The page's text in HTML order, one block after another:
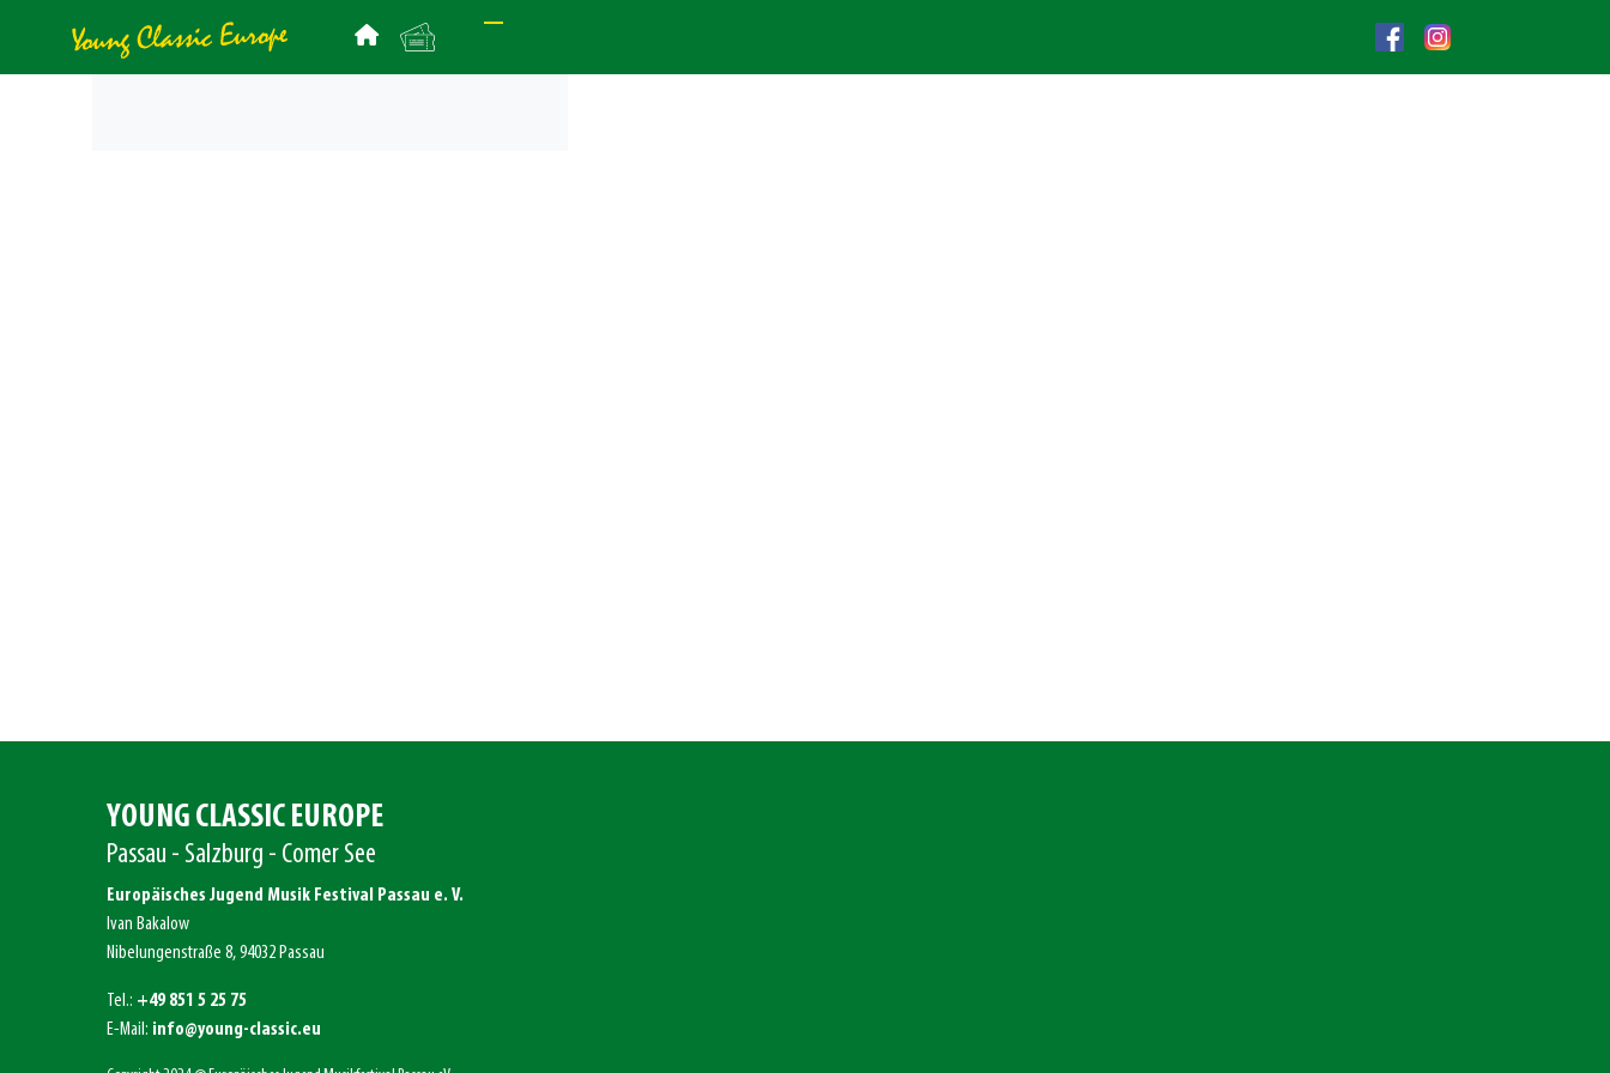
YOUNG CLASSIC EUROPE
Passau - Salzburg - Comer See
Europäisches Jugend Musik Festival Passau e. V.
Ivan Bakalow
Nibelungenstraße 8, 94032 Passau
Tel.: +49 851 5 25 75
E-Mail: info@young-classic.eu